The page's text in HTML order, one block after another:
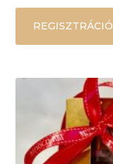
REGISZTRÁCIÓ